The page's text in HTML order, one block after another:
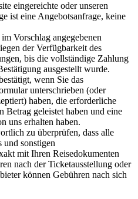
eingereichte oder unseren
ist eine Angebotsanfrage, keine
Vorschlag angegebenen
der Verfügbarkeit des
bis die vollständige Zahlung
ausgestellt wurde.
wenn Sie das
unterschrieben (oder
haben, die erforderliche
Betrag geleistet haben und eine
uns erhalten haben.
zu überprüfen, dass alle
und sonstigen
mit Ihren Reisedokumenten
nach der Ticketausstellung oder
können Gebühren nach sich